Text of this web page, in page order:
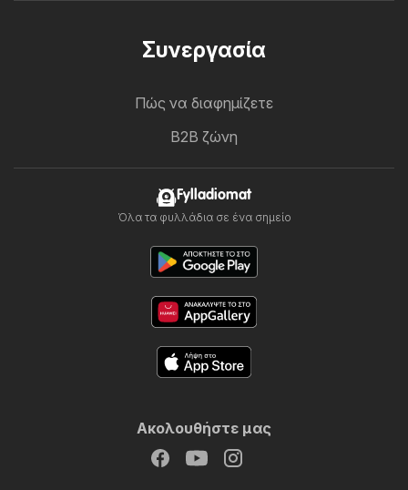
Συνεργασία
Πώς να διαφημίζετε
B2B ζώνη
Fylladiomat
Όλα τα φυλλάδια σε ένα σημείο
Ακολουθήστε μας